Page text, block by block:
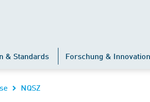
& Standards Forschung & Innovation
NQSZ